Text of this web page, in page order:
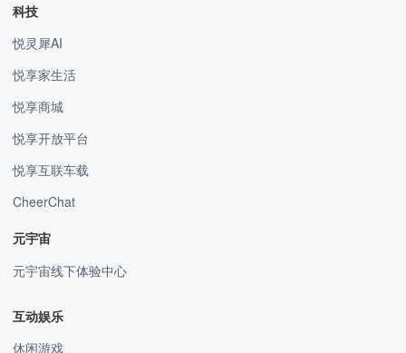
科技
悦灵犀AI
悦享家生活
悦享商城
悦享开放平台
悦享互联车载
CheerChat
元宇宙
元宇宙线下体验中心
互动娱乐
休闲游戏